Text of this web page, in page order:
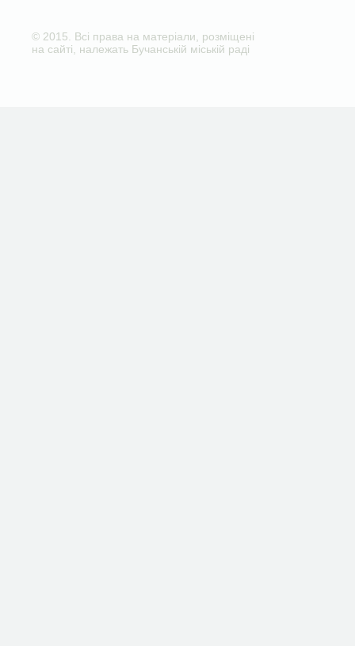
© 2015. Всі права на матеріали, розміщені
на сайті, належать Бучанській міській раді